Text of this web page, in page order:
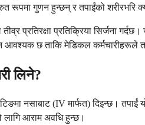
रूपमा गुणन हुन्छन् र तपाईंको शरीरभरि
प्रतिरक्षा प्रतिक्रिया सिर्जना
आवश्यक छ ताकि मेडिकल कर्मचारीहरूले
लिने?
नसाबाट (IV मार्फत) दिइन्छ। तपाईं
लागि आराम अवधि हुन्छ।